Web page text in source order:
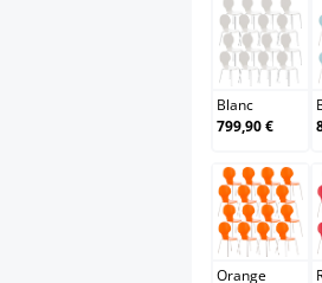
Blanc
Blanc
799,90 €
Orange